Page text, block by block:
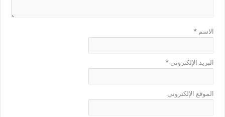
الاسم*
البريد الإلكتروني*
الموقع الإلكتروني